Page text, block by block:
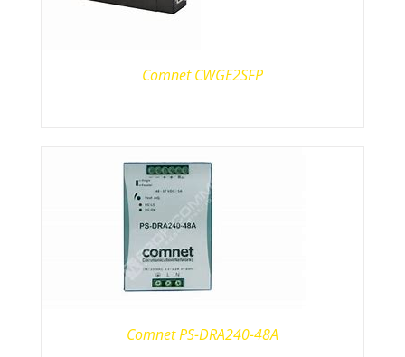
Comnet CWGE2SFP
Comnet PS-DRA240-48A